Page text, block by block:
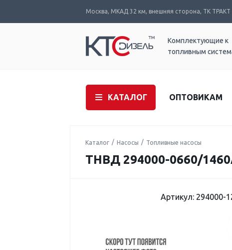
Москва, МКАД 32 км, внешняя сторона, ТК ТРАКТ
Комплектующие к
топливным
КАТАЛОГ ОПТОВИКАМ
Каталог Насосы Топливные насосы
ТНВД 294000-0660/
Артикул: 294000-